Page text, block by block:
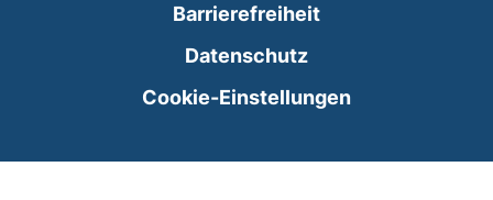
Barrierefreiheit
Datenschutz
Cookie-Einstellungen